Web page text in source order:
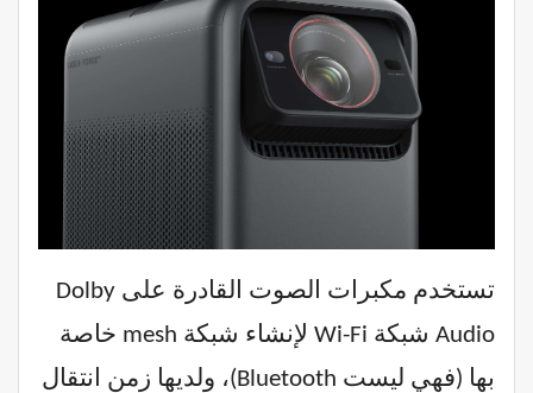
تستخدم مكبرات الصوت القادرة على Dolby
Audio شبكة Wi-Fi لإنشاء شبكة mesh خاصة
بها (فهي ليست Bluetooth)، ولديها زمن انتقال